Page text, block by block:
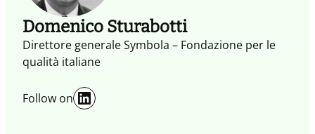
Domenico Sturabotti
Direttore generale Symbola – Fondazione per le
qualità italiane
Follow on LinkedIn